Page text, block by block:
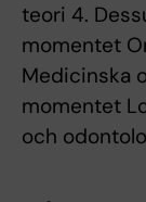
teori 4.
momentet
Medicinska
momentet
och